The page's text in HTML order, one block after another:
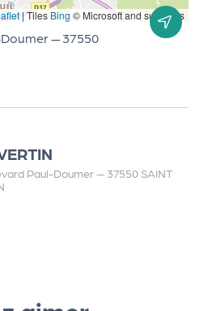
| TilesBing © Microsoft and suppliers
— 37550
Paul-Doumer — 37550 SAINT